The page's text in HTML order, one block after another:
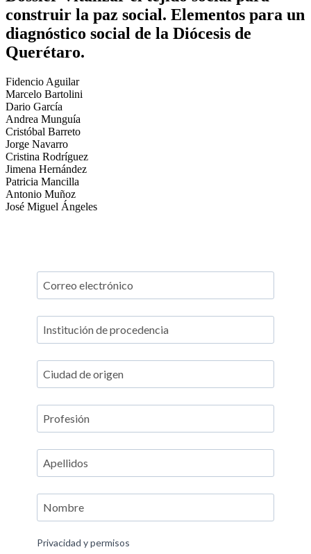
construir la paz social. Elementos para un
diagnóstico social de la Diócesis de
Querétaro.
Fidencio Aguilar
Marcelo Bartolini
Dario García
Andrea Munguía
Cristóbal Barreto
Jorge Navarro
Cristina Rodríguez
Jimena Hernández
Patricia Mancilla
Antonio Muñoz
José Miguel Ángeles